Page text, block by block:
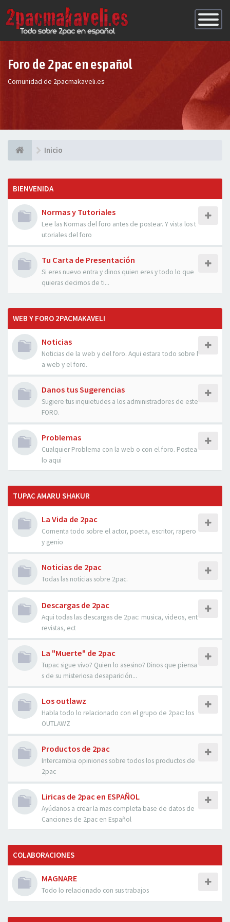
de
Foro de 2pac en español
Comunidad de 2pacmakaveli.es
Inicio
BIENVENIDA
Normas y Tutoriales
Lee las Normas del foro antes de postear. Y vista los t
utoriales del foro
Tu Carta de Presentación
Si eres nuevo entra y dinos quien eres y todo lo que
quieras decirnos de ti...
WEB Y FORO 2PACMAKAVELI
Noticias
Noticias de la web y del foro. Aqui estara todo sobre l
a web y el foro.
Danos tus Sugerencias
Sugiere tus inquietudes a los administradores de este
FORO.
Problemas
Cualquier Problema con la web o con el foro. Postea
lo aqui
TUPAC AMARU SHAKUR
La Vida de 2pac
Comenta todo sobre el actor, poeta, escritor, rapero
y genio
Noticias de 2pac
Todas las noticias sobre 2pac.
Descargas de 2pac
Aqui todas las descargas de 2pac: musica, videos, ent
revistas, ect
La "Muerte" de 2pac
Tupac sigue vivo? Quien lo asesino? Dinos que piensa
s de su misteriosa desaparición...
Los outlawz
Habla todo lo relacionado con el grupo de 2pac: los
OUTLAWZ
Productos de 2pac
Intercambia opiniones sobre todos los productos de
2pac
Liricas de 2pac en ESPAÑOL
Ayúdanos a crear la mas completa base de datos de
Canciones de 2pac en Español
COLABORACIONES
MAGNARE
Todo lo relacionado con sus trabajos